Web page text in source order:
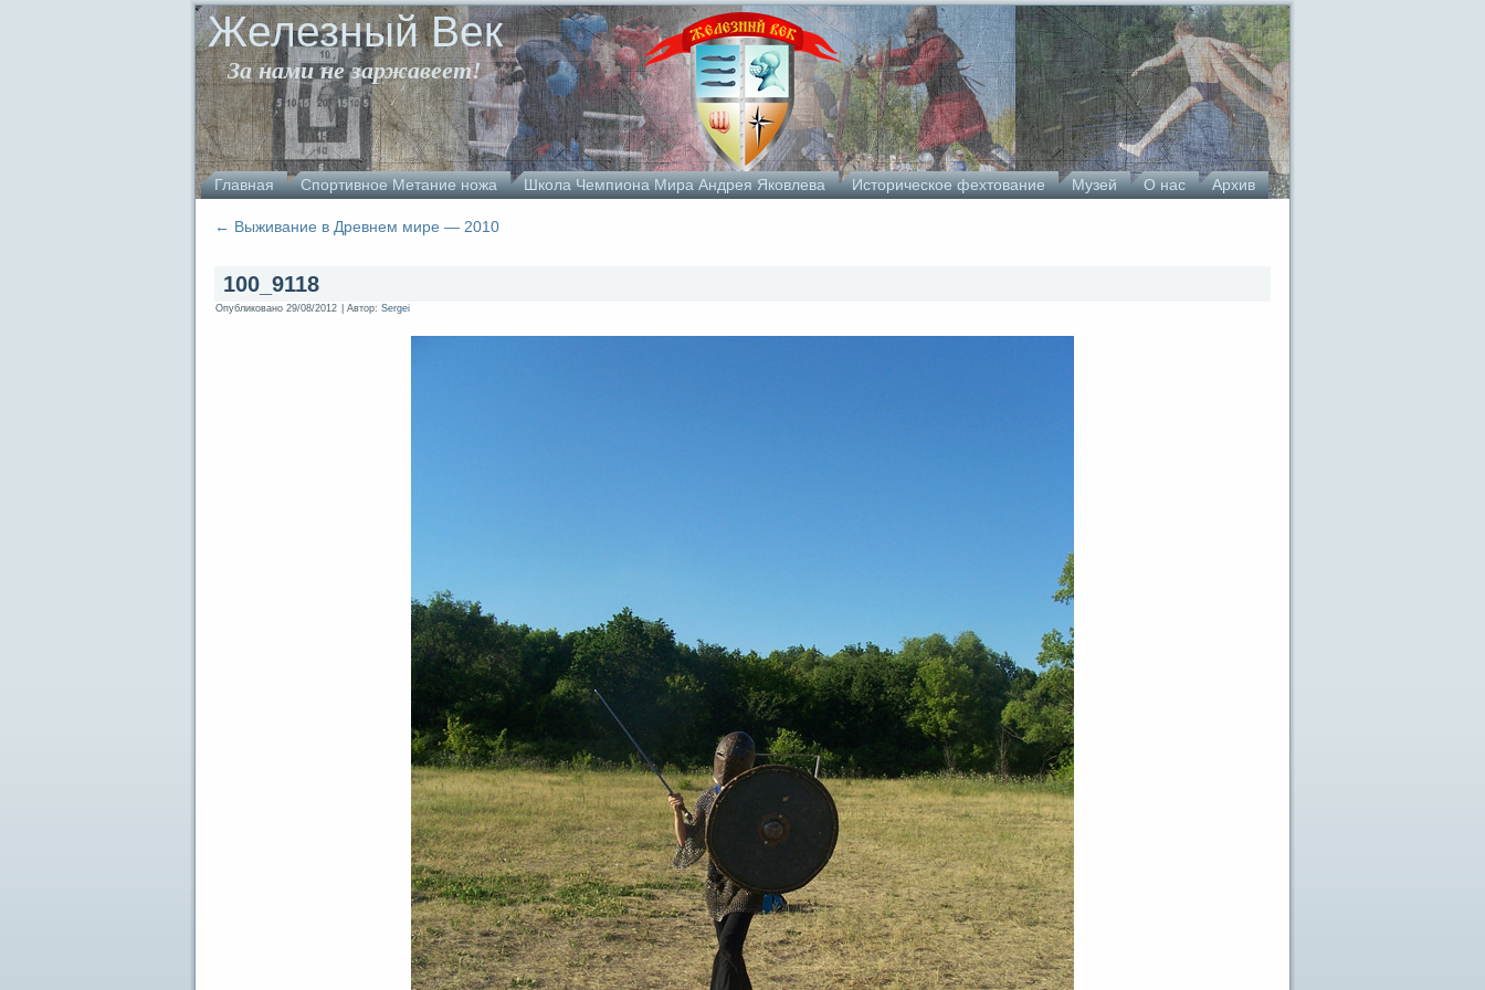
Железный Век
За нами не заржавеет!
Главная Спортивное Метание ножа Школа Чемпиона Мира Андрея Яковлева Историческое фехтование Музей О нас Архив
← Выживание в Древнем мире — 2010
100_9118
Опубликовано 29/08/2012 Автор: Sergei